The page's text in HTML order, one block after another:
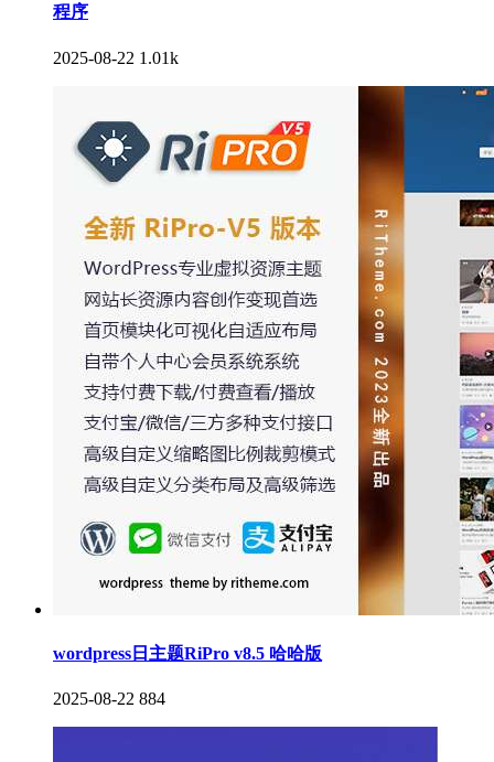
程序
2025-08-22 1.01k
wordpress日主题RiPro v8.5 哈哈版
2025-08-22 884